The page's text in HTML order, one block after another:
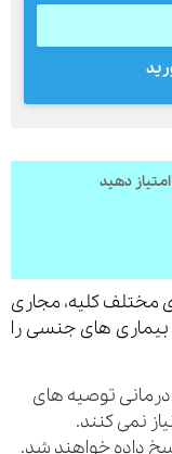
کلیه، مجاری
های جنسی را
توصیه های
کنند.